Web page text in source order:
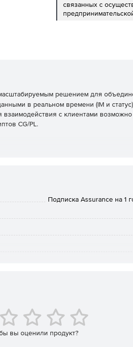
связанных с
решением для
в реальном времени (IM и
взаимодействия с клиентами
CG/PL.
Подписка Assurance на 1
вы оценили продукт?